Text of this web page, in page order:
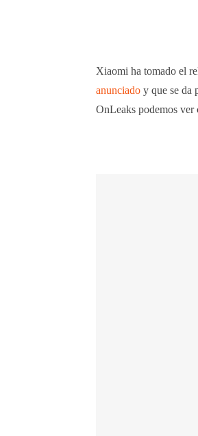
Xiaomi ha tomado el
anunciado y que se da
OnLeaks podemos ver